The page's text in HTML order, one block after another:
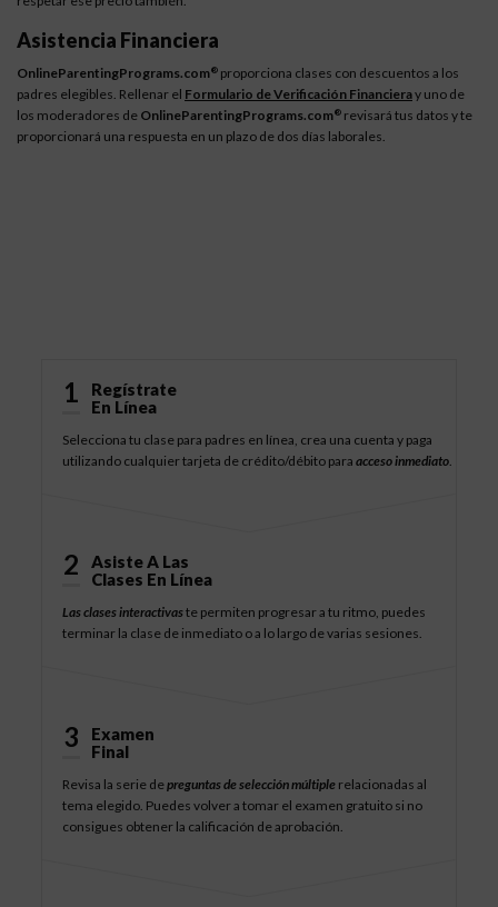
Asistencia Financiera
OnlineParentingPrograms.com® proporciona clases con descuentos a los
padres elegibles. Rellenar el Formulario de Verificación Financieray uno de
los moderadores de OnlineParentingPrograms.com® revisará tus datos y te
proporcionará una respuesta en un plazo de dos días laborales.
1
Regístrate
En Línea
Selecciona tu clase para padres en línea, crea una cuenta y paga
utilizando cualquier tarjeta de crédito/débito paraacceso inmediato.
2
Asiste A Las
Clases En Línea
Las clases interactivaste permiten progresar a tu ritmo, puedes
terminar la clase de inmediato o a lo largo de varias sesiones.
3
Examen
Final
Revisa la serie depreguntas de selección múltiple relacionadas al
tema elegido. Puedes volver a tomar el examen gratuito si no
consigues obtener la calificación de aprobación.